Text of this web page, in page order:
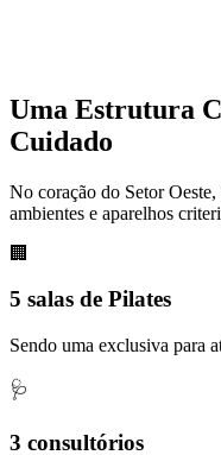
Uma Estrutura
Cuidado
No coração do Setor
ambientes e aparelhos
🏢
5 salas de Pilates
Sendo uma exclusiva para
🩺
3 consultórios